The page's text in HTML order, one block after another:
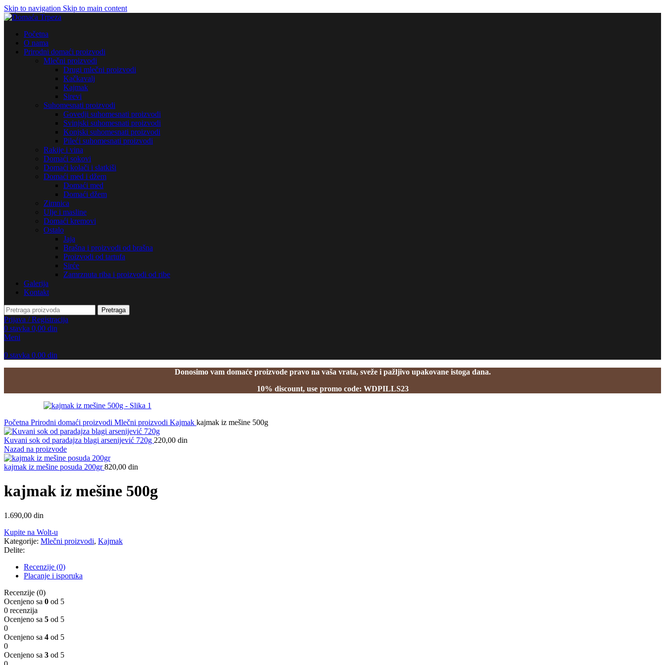
Skip to navigation Skip to main content
Početna
O nama
Prirodni domaći proizvodi
Mlečni proizvodi
Drugi mlečni proizvodi
Kačkavalj
Kajmak
Sirevi
Suhomesnati proizvodi
Govedji suhomesnati proizvodi
Svinjski suhomesnati proizvodi
Konjski suhomesnati proizvodi
Pileći suhomesnati proizvodi
Rakije i vina
Domaći sokovi
Domaći kolači i slatkiši
Domaći med i džem
Domaći med
Domaći džem
Zimnica
Ulje i masline
Domaći kremovi
Ostalo
Jaja
Brašna i proizvodi od brašna
Proizvodi od tartufa
Sirće
Zamrznuta riba i proizvodi od ribe
Galerija
Kontakt
Pretraga
Prijava / Registracija
0 stavka 0,00 din
Meni
0 stavka 0,00 din
Donosimo vam domaće proizvode pravo na vaša vrata, sveže i pažljivo upakovane istoga dana.
10% discount, use promo code: WDPILLS23
Početna Prirodni domaći proizvodi Mlečni proizvodi Kajmak kajmak iz mešine 500g
Kuvani sok od paradajza blagi arsenijević 720g 220,00 din
Nazad na proizvode
kajmak iz mešine posuda 200gr820,00 din
kajmak iz mešine 500g
1.690,00 din
Kupite na Wolt-u
Kategorije: Mlečni proizvodi, Kajmak
Delite:
Recenzije (0)
Placanje i isporuka
Recenzije (0)
Ocenjeno sa 0 od 5
0 recenzija
Ocenjeno sa 5 od 5
0
Ocenjeno sa 4 od 5
0
Ocenjeno sa 3 od 5